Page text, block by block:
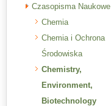
Czasopisma Naukowe
Chemia
Chemia i Ochrona
Środowiska
Chemistry,
Environment,
Biotechnology